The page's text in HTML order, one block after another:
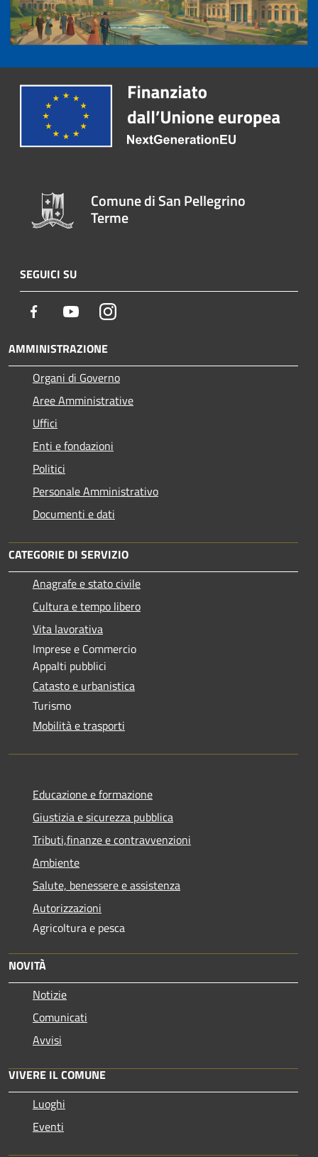
Comune di San Pellegrino
Terme
SEGUICI SU
Facebook YoutubeInstagram
AMMINISTRAZIONE
Organi di Governo
Aree Amministrative
Uffici
Enti e fondazioni
Politici
Personale Amministrativo
Documenti e dati
CATEGORIE DI SERVIZIO
Anagrafe e stato civile
Cultura e tempo libero
Vita lavorativa
Imprese e Commercio
Appalti pubblici
Catasto e urbanistica
Turismo
Mobilità e trasporti
Educazione e formazione
Giustizia e sicurezza pubblica
Tributi,finanze e contravvenzioni
Ambiente
Salute, benessere e assistenza
Autorizzazioni
Agricoltura e pesca
NOVITÀ
Notizie
Comunicati
Avvisi
VIVERE IL COMUNE
Luoghi
Eventi